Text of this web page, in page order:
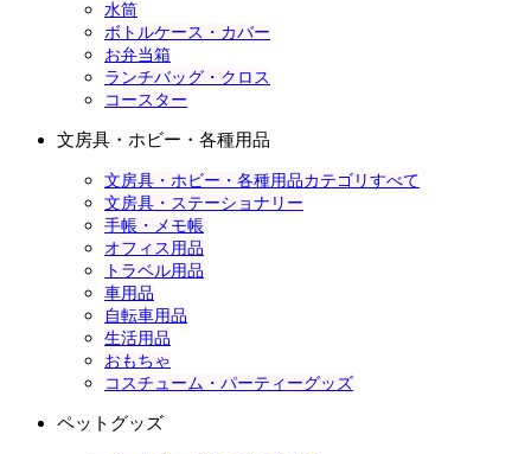
水筒
ボトルケース・カバー
お弁当箱
ランチバッグ・クロス
コースター
文房具・ホビー・各種用品
文房具・ホビー・各種用品カテゴリすべて
文房具・ステーショナリー
手帳・メモ帳
オフィス用品
トラベル用品
車用品
自転車用品
生活用品
おもちゃ
コスチューム・パーティーグッズ
ペットグッズ